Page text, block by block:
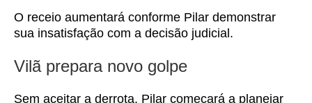
O receio aumentará conforme Pilar demonstrar
sua insatisfação com a decisão judicial.
Vilã prepara novo golpe
Sem aceitar a derrota, Pilar começará a planejar